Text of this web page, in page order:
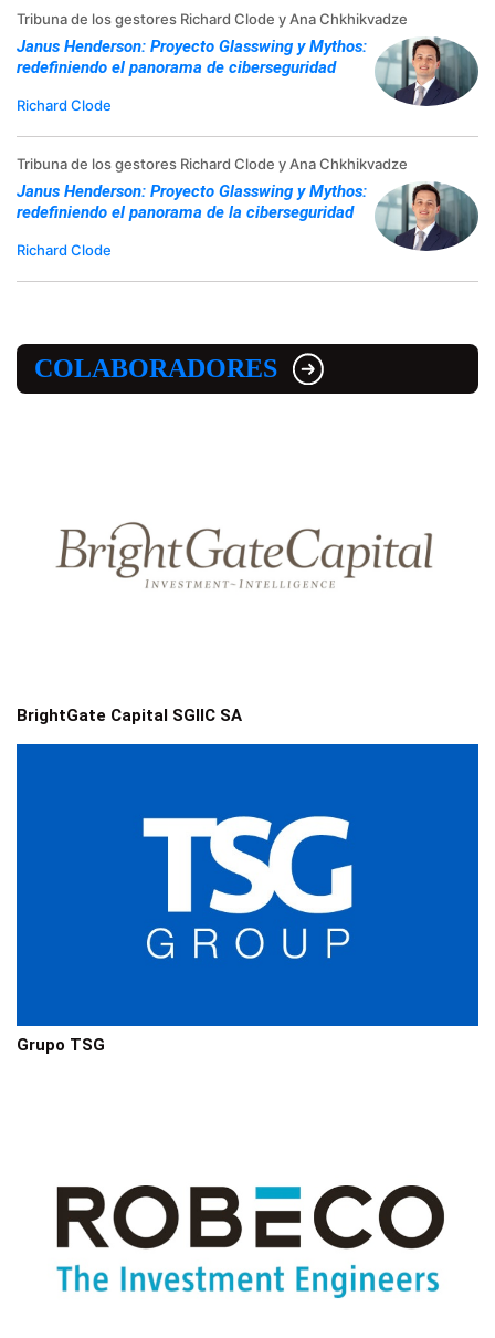
Tribuna de los gestores Richard Clode y Ana Chkhikvadze
Janus Henderson: Proyecto Glasswing y Mythos:
redefiniendo el panorama de ciberseguridad
Richard Clode
Tribuna de los gestores Richard Clode y Ana Chkhikvadze
Janus Henderson: Proyecto Glasswing y Mythos:
redefiniendo el panorama de la ciberseguridad
Richard Clode
COLABORADORES
BrightGate Capital SGIIC SA
Grupo TSG